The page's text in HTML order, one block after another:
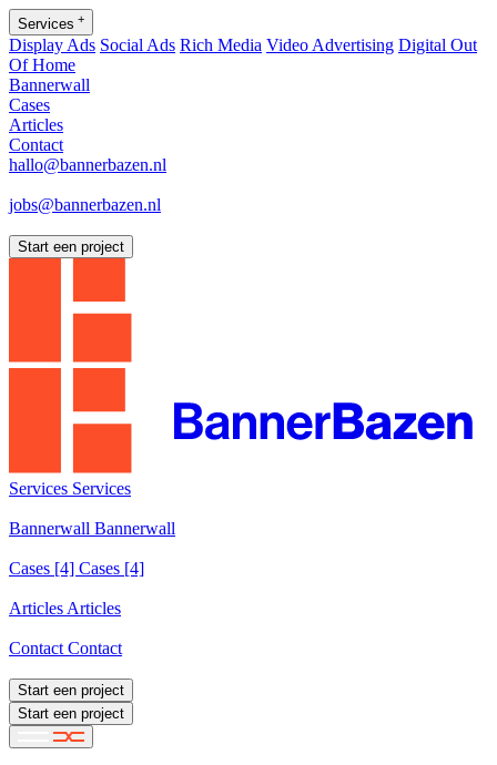
Services +
Display Ads Social Ads Rich Media Video Advertising Digital Out
Of Home
Bannerwall
Cases
Articles
Contact
hallo@bannerbazen.nl
jobs@bannerbazen.nl
Start een project
Services Services
Bannerwall Bannerwall
Cases [4] Cases [4]
Articles Articles
Contact Contact
Start een project
Start een project